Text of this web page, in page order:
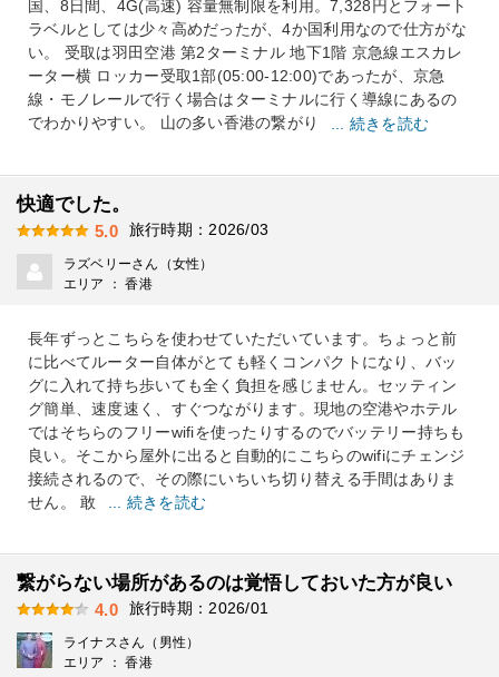
国、8日間、4G(高速) 容量無制限を利用。7,328円とフォート
ラベルとしては少々高めだったが、4か国利用なので仕方がな
い。 受取は羽田空港 第2ターミナル 地下1階 京急線エスカレ
ーター横 ロッカー受取1部(05:00-12:00)であったが、京急
線・モノレールで行く場合はターミナルに行く導線にあるの
でわかりやすい。 山の多い香港の繋がり
... 続きを読む
快適でした。
5.0 旅行時期：2026/03
ラズベリーさん（女性）
エリア ： 香港
長年ずっとこちらを使わせていただいています。ちょっと前
に比べてルーター自体がとても軽くコンパクトになり、バッ
グに入れて持ち歩いても全く負担を感じません。セッティン
グ簡単、速度速く、すぐつながります。現地の空港やホテル
ではそちらのフリーwifiを使ったりするのでバッテリー持ちも
良い。そこから屋外に出ると自動的にこちらのwifiにチェンジ
接続されるので、その際にいちいち切り替える手間はありま
せん。 敢
... 続きを読む
繋がらない場所があるのは覚悟しておいた方が良い
4.0 旅行時期：2026/01
ライナスさん（男性）
エリア ： 香港